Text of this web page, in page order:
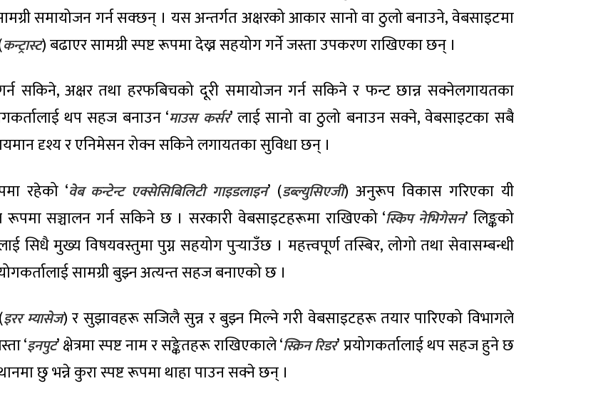
समायोजन गर्न सक्छन् । यस अन्तर्गत अक्षरको आकार सानो वा ठुलो बनाउने, वेबसाइटमा
कन्ट्रास्ट) बढाएर सामग्री स्पष्ट रूपमा देख्न सहयोग गर्ने जस्ता उपकरण राखिएका छन् ।
गर्न सकिने, अक्षर तथा हरफबिचको दूरी समायोजन गर्न सकिने र फन्ट छान्न सक्नेलगायतका
थप सहज बनाउन ‘माउस कर्सर’ लाई सानो वा ठुलो बनाउन सक्ने, वेबसाइटका सबै
दृश्य र एनिमेसन रोक्न सकिने लगायतका सुविधा छन् ।
रहेको ‘वेब कन्टेन्ट एक्सेसिबिलिटी गाइडलाइन’ (डब्ल्युसिएजी) अनुरूप विकास गरिएका यी
रूपमा सञ्चालन गर्न सकिने छ । सरकारी वेबसाइटहरूमा राखिएको ‘स्किप नेभिगेसन’ लिङ्कको
सिधै मुख्य विषयवस्तुमा पुग्न सहयोग पुर्‍याउँछ । महत्त्वपूर्ण तस्बिर, लोगो तथा सेवासम्बन्धी
सामग्री बुझ्न अत्यन्त सहज बनाएको छ ।
इरर म्यासेज) र सुझावहरू सजिलै सुन्न र बुझ्न मिल्ने गरी वेबसाइटहरू तयार पारिएको विभागले
‘इनपुट’ क्षेत्रमा स्पष्ट नाम र सङ्केतहरू राखिएकाले ‘स्क्रिन रिडर’ प्रयोगकर्तालाई थप सहज हुने छ
छु भन्ने कुरा स्पष्ट रूपमा थाहा पाउन सक्ने छन् ।